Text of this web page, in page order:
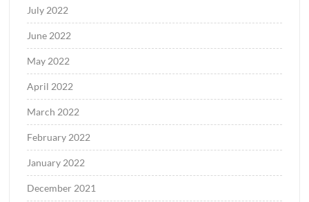
July 2022
June 2022
May 2022
April 2022
March 2022
February 2022
January 2022
December 2021